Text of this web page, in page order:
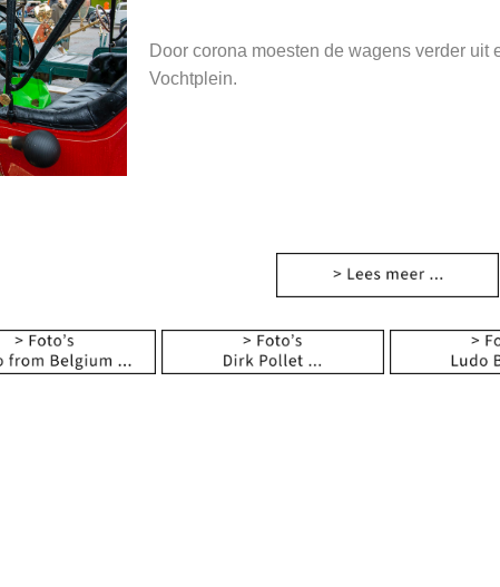
Door corona moesten de wagens verder
Vochtplein.